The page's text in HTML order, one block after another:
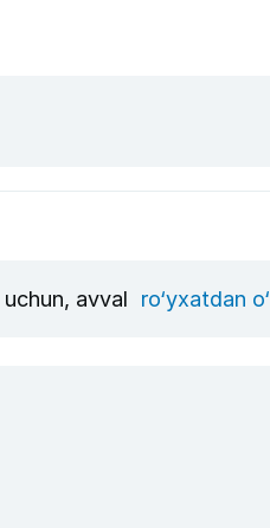
avval ro‘yxatdan